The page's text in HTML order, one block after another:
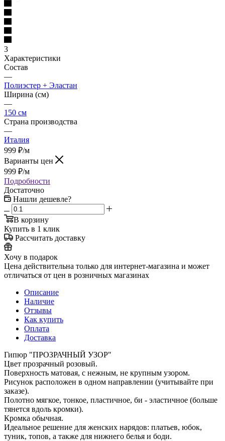
3
Характеристики
Состав
—
Полиэстер + Эластан
Ширина (см)
—
150 см
Страна производства
—
Италия
999 ₽/м
Варианты цен
999 ₽/м
Подробности
Достаточно
Нашли дешевле?
В корзину
Купить в 1 клик
Рассчитать доставку
Хочу в подарок
Цена действительна только для интернет-магазина и может
отличаться от цен в розничных магазинах
Описание
Наличие
Отзывы
Как купить
Оплата
Доставка
Гипюр "ПРОЗРАЧНЫЙ УЗОР"
Цвет прозрачный розовый.
Поверхность матовая, с нежным, не крупным узором.
Рисунок расположен в одном направлении (учитывайте при
заказе).
Полотно мягкое, тонкое, пластичное, би - эластичное (больше
тянется вдоль кромки).
Кромка обычная.
Идеальное решение для женских нарядов: платьев, юбок,
туник, топов, а также для нижнего белья и боди.